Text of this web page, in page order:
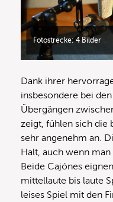
Fotostrecke: 4 Bilder
Dank ihrer
insbesondere bei
Übergängen
zeigt, fühlen sich die
sehr angenehm an.
Halt, auch wenn
Beide Cajónes
mittellaute bis laute
leises Spiel mit den